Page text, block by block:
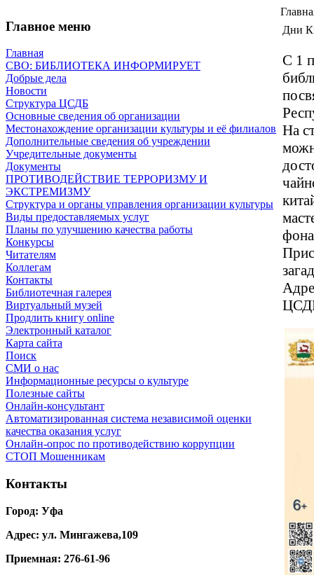
Главное меню
Главная
СВО: БИБЛИОТЕКА ИНФОРМИРУЕТ
Добрые дела
Новости
Структура ЦСДБ
Основные сведения об организации
Местонахождение организации культуры и её филиалов
Дополнительные сведения об учреждении
Учредительные документы
Документы
ПРОТИВОДЕЙСТВИЕ ТЕРРОРИЗМУ И
ЭКСТРЕМИЗМУ
Структура и органы управления организации культуры
Виды предоставляемых услуг
Планы по улучшению качества работы
Конкурсы
Читателям
Коллегам
Контакты
Библиотечная галерея
Виртуальный музей
Продлить книгу online
Электронный каталог
Карта сайта
Поиск
СМИ о нас
Информационные ресурсы о культуре
Полезные сайты
Онлайн-консультант
Автоматизированная система независимой оценки
качества оказания услуг
Онлайн-опрос по противодействию коррупции
СТОП Мошенникам
Контакты
Город: Уфа
Адрес: ул. Мингажева,109
Приемная: 276-61-96
Дни
С 1
На